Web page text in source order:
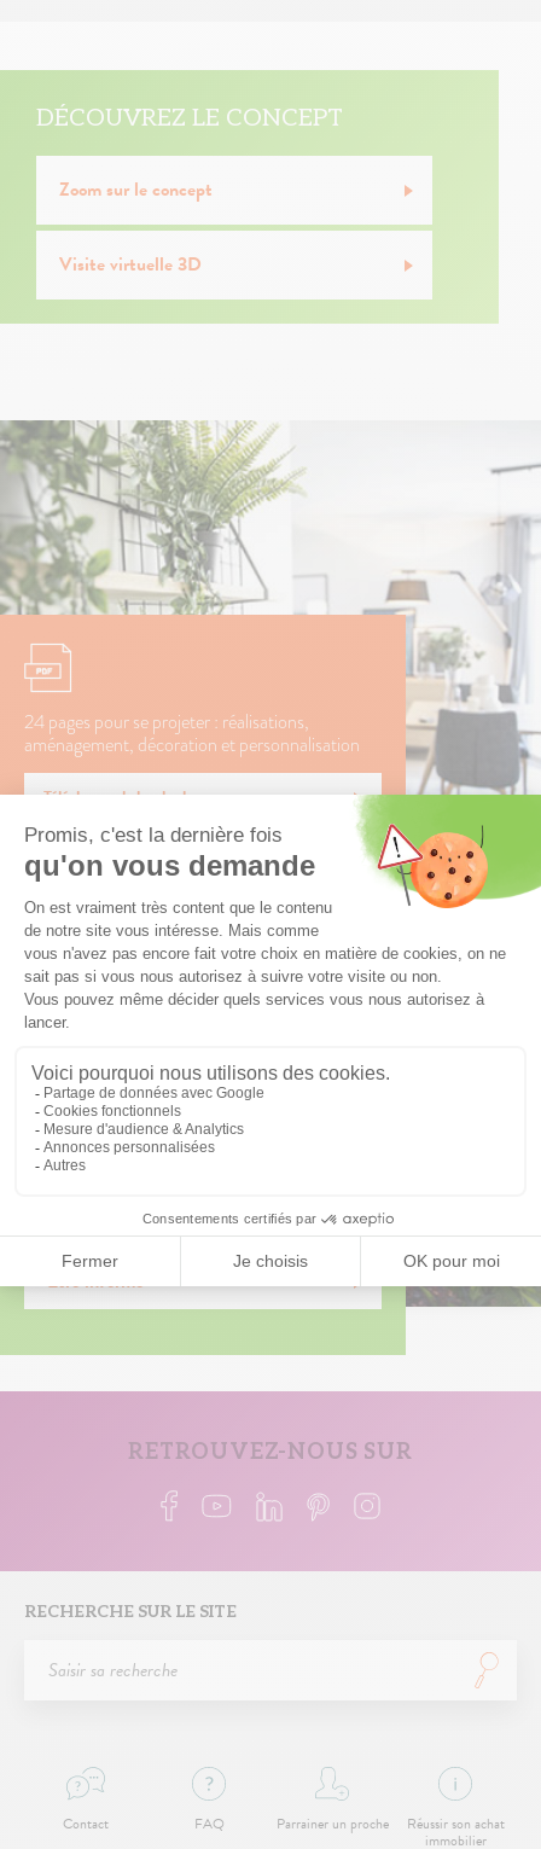
DÉCOUVREZ LE CONCEPT
Zoom sur le concept
Visite virtuelle 3D
24 pages pour se projeter : réalisations,
aménagement, décoration et personnalisation
Télécharger le book photos
programmes dans votre région :
Être informé
RETROUVEZ-NOUS SUR
RECHERCHE SUR LE SITE
Contact FAQ Parrainer un proche Réussir son achat
immobilier